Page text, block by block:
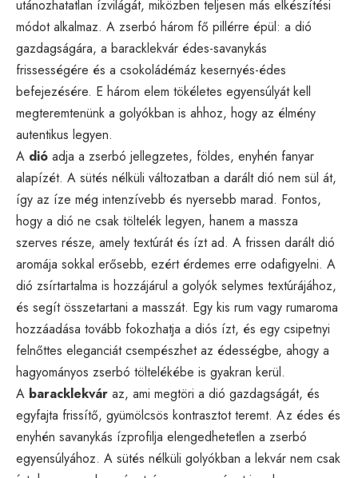
utánozhatatlan ízvilágát, miközben teljesen más elkészítési
módot alkalmaz. A zserbó három fő pillérre épül: a dió
gazdagságára, a baracklekvár édes-savanykás
frissességére és a csokoládémáz kesernyés-édes
befejezésére. E három elem tökéletes egyensúlyát kell
megteremtenünk a golyókban is ahhoz, hogy az élmény
autentikus legyen.
A dió adja a zserbó jellegzetes, földes, enyhén fanyar
alapízét. A sütés nélküli változatban a darált dió nem sül át,
így az íze még intenzívebb és nyersebb marad. Fontos,
hogy a dió ne csak töltelék legyen, hanem a massza
szerves része, amely textúrát és ízt ad. A frissen darált dió
aromája sokkal erősebb, ezért érdemes erre odafigyelni. A
dió zsírtartalma is hozzájárul a golyók selymes textúrájához,
és segít összetartani a masszát. Egy kis rum vagy rumaroma
hozzáadása tovább fokozhatja a diós ízt, és egy csipetnyi
felnőttes eleganciát csempészhet az édességbe, ahogy a
hagyományos zserbó töltelékébe is gyakran kerül.
A baracklekvár az, ami megtöri a dió gazdagságát, és
egyfajta frissítő, gyümölcsös kontrasztot teremt. Az édes és
enyhén savanykás ízprofilja elengedhetetlen a zserbó
egyensúlyához. A sütés nélküli golyókban a lekvár nem csak